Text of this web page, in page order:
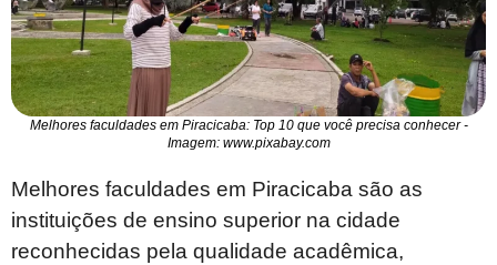
Melhores faculdades em Piracicaba: Top 10 que você precisa conhecer -
Imagem: www.pixabay.com
Melhores faculdades em Piracicaba são as
instituições de ensino superior na cidade
reconhecidas pela qualidade acadêmica,